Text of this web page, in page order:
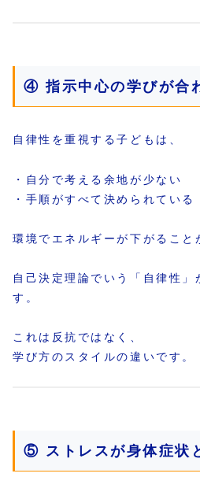
④ 指示中心の学びが合
自律性を重視する子どもは、
・自分で考える余地が少ない
・手順がすべて決められている
環境でエネルギーが下がること
自己決定理論でいう「自律性」
す。
これは反抗ではなく、
学び方のスタイルの違いです。
⑤ ストレスが身体症状